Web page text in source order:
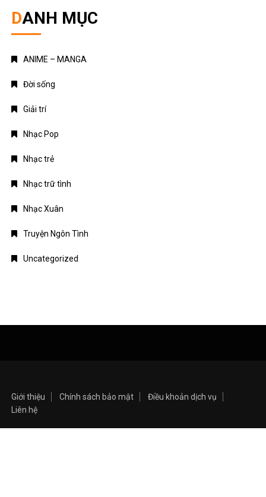
DANH MỤC
ANIME – MANGA
Đời sống
Giải trí
Nhạc Pop
Nhạc trẻ
Nhạc trữ tình
Nhạc Xuân
Truyện Ngôn Tình
Uncategorized
Giới thiệu Chính sách bảo mật
Điều khoản dịch vụ
Liên hệ